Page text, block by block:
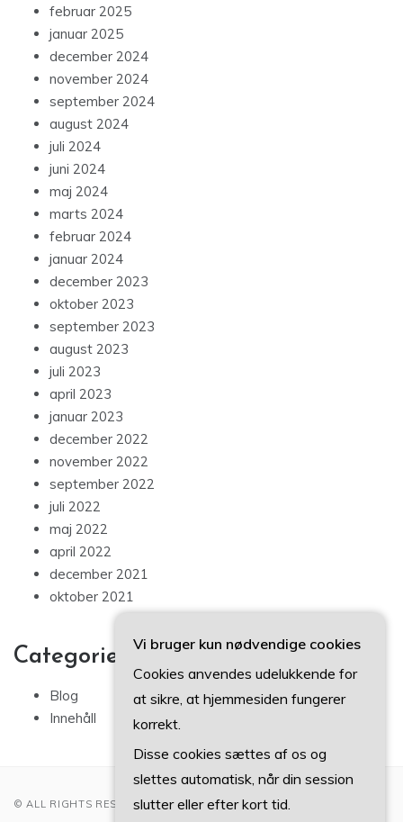
februar 2025
januar 2025
december 2024
november 2024
september 2024
august 2024
juli 2024
juni 2024
maj 2024
marts 2024
februar 2024
januar 2024
december 2023
oktober 2023
september 2023
august 2023
juli 2023
april 2023
januar 2023
december 2022
november 2022
september 2022
juli 2022
maj 2022
april 2022
december 2021
oktober 2021
Categories
Blog
Innehåll
© ALL RIGHTS RESERVED 2022
Vi bruger kun nødvendige cookies
Cookies anvendes udelukkende for
at sikre, at hjemmesiden fungerer
korrekt.
Disse cookies sættes af os og
slettes automatisk, når din session
slutter eller efter kort tid.